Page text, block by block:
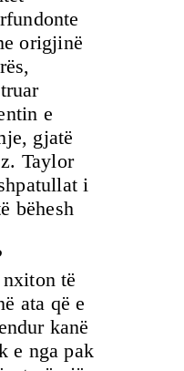
origjinë
e
gjatë
Taylor
i
bëhesh
të
ata që e
kanë
e nga pak